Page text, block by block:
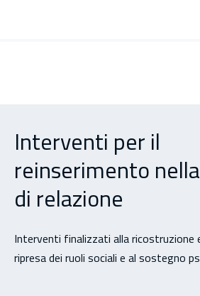
Interventi per il
reinserimento
di relazione
Interventi finalizzati alla ricostruzione
ripresa dei ruoli sociali e al sostegno